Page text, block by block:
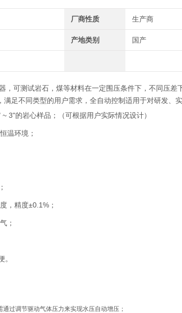
厂商性质 生产商
产地类别 国产
，可测试岩石，煤等材料在一定围压条件下，不同压差
足不同类型的用户需求，全自动控制适用于对研发、
3"的岩心样品；（可根据用户实际情况设计）
温环境；
，精度±0.1%；
；
过调节驱动气体压力来实现水压自动增压；